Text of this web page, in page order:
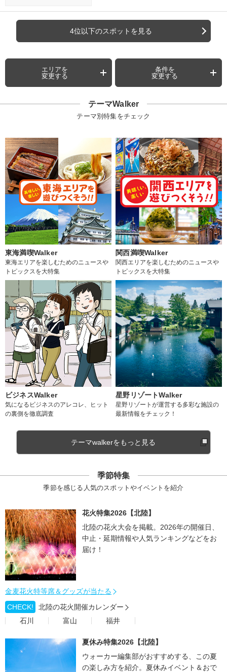
4位以下のスポットを見る
エリアを
変更する
条件を
変更する
テーマWalker
テーマ別特集をチェック
東海満喫Walker
東海エリアを楽しむためのニュースや
トピックスを大特集
関西満喫Walker
関西エリアを楽しむためのニュースや
トピックスを大特集
ビジネスWalker
気になるビジネスのアレコレ、ヒット
の裏側を徹底調査
星野リゾートWalker
星野リゾートが運営する多彩な施設の
最新情報をチェック！
テーマwalkerをもっと見る
季節特集
季節を感じる人気のスポットやイベントを紹介
花火特集2026【北陸】
北陸の花火大会を掲載。2026年の開催日、
中止・延期情報や人気ランキングなどをお
届け！
金麦花火特等席＆グッズが当たる
CHECK!
北陸の花火開催カレンダー
石川
富山 福井
夏休み特集2026【北陸】
ウォーカー編集部がおすすめする、この夏
の楽しみ方を紹介。夏休みイベント＆おで